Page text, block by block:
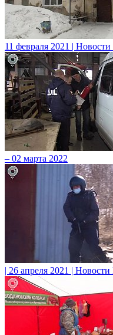
11 февраля 2021 |
– 02 марта 2022
| 26 апреля 2021 |